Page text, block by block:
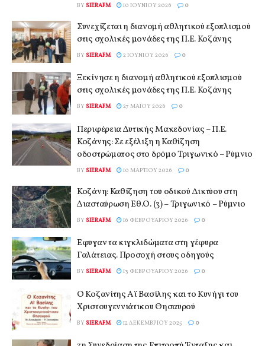
BY SIERAFM 10 ΙΟΥΝΊΟΥ 2026 0
Συνεχίζεται η διανομή αθλητικού εξοπλισμού
στις σχολικές μονάδες της Π.Ε. Κοζάνης
BY SIERAFM 2 ΙΟΥΝΊΟΥ 2026 0
Ξεκίνησε η διανομή αθλητικού εξοπλισμού
στις σχολικές μονάδες της Π.Ε. Κοζάνης
BY SIERAFM 27 ΜΑΪ́ΟΥ 2026 0
Περιφέρεια Δυτικής Μακεδονίας – Π.Ε.
Κοζάνης: Σε εξέλιξη η Καθίζηση
οδοστρώματος στο δρόμο Τριγωνικό – Ρύμνιο
BY SIERAFM 10 ΜΑΡΤΊΟΥ 2026 0
Κοζάνη: Καθίζηση του οδικού Δικτύου στη
Διασταύρωση Εθ.Ο. (3) – Τριγωνικό – Ρύμνιο
BY SIERAFM 16 ΦΕΒΡΟΥΑΡΊΟΥ 2026 0
Έφυγαν τα κιγκλιδώματα στη γέφυρα
Γαλάτειας. Προσοχή στους οδηγούς
BY SIERAFM 13 ΦΕΒΡΟΥΑΡΊΟΥ 2026 0
Ο Κοζανίτης Αϊ Βασίλης και το Κυνήγι του
Χριστουγεννιάτικου Θησαυρού
BY SIERAFM 12 ΔΕΚΕΜΒΡΊΟΥ 2025 0